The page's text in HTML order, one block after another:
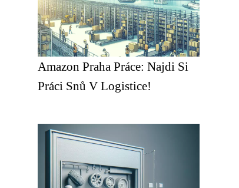
Amazon Praha Práce: Najdi Si
Práci Snů V Logistice!